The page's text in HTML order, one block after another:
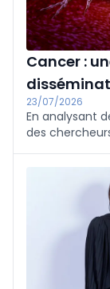
Cancer :
23/07/2026
En analysant
des
TEM dans
contrôlant les
vulnérabilités
publiée dans